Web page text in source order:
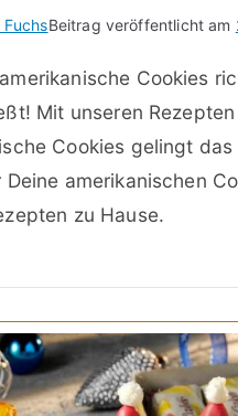
FuchsBeitrag veröffentlicht am
Cookies
Mit unseren
Cookies gelingt
Deine amerikanischen
zu Hause.